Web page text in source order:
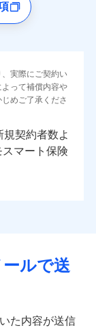
実際にご契約い
って補償内容や
めご了承くださ
規契約者数よ
スマート保険
ルで送
た内容が送信